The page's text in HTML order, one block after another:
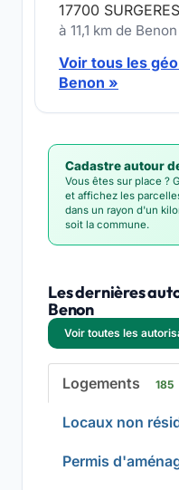
17700 SURGERES
à 11,1 km de Benon
Voir tous les
Benon »
Cadastre autour
Vous êtes sur place ?
et affichez les
dans un rayon d'un
soit la commune.
Les dernières
Benon
Voir toutes les
Logements 185
Locaux non
Permis